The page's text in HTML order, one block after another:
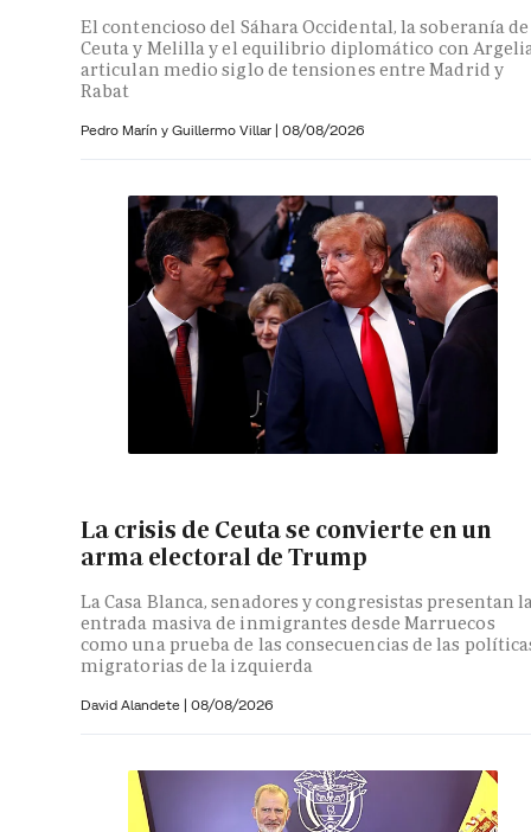
El contencioso del Sáhara Occidental, la soberanía de
Ceuta y Melilla y el equilibrio diplomático con
articulan medio siglo de tensiones entre Madrid y
Rabat
Pedro Marín y Guillermo Villar | 08/08/2026
La crisis de Ceuta se convierte en un
arma electoral de Trump
La Casa Blanca, senadores y congresistas presentan
entrada masiva de inmigrantes desde Marruecos
como una prueba de las consecuencias de las
migratorias de la izquierda
David Alandete | 08/08/2026